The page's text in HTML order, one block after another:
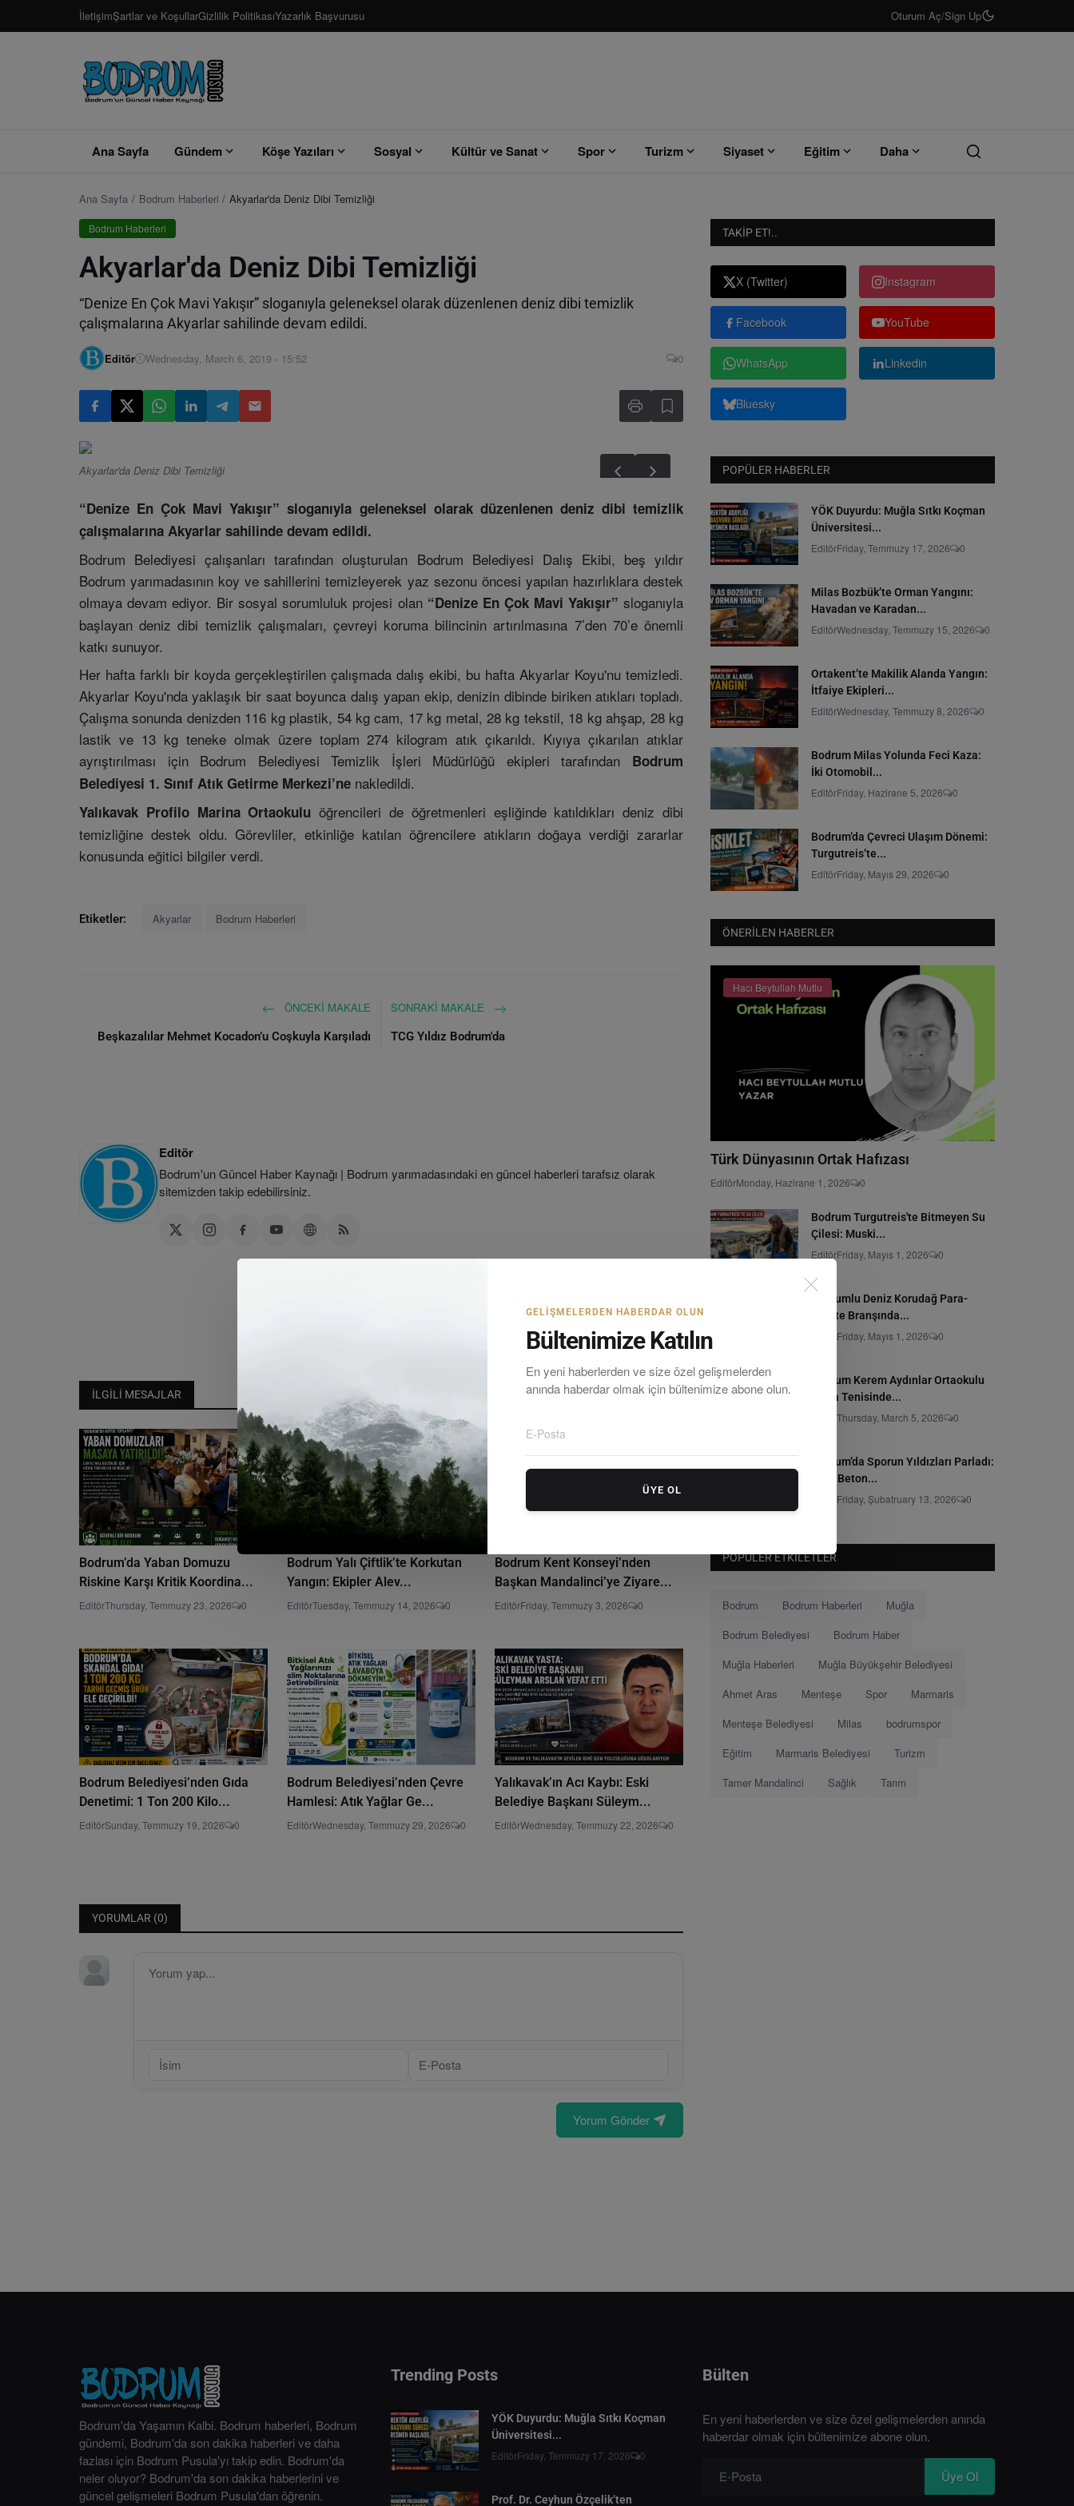
İletişimŞartlar ve KoşullarGizlilik PolitikasıYazarlık Başvurusu Oturum Aç/Sign Up
Ana Sayfa Gündem Köşe Yazıları Sosyal Kültür ve Sanat Spor Turizm Siyaset Eğitim Daha
Ana Sayfa Bodrum Haberleri Akyarlar'da Deniz Dibi Temizliği
Bodrum Haberleri
Akyarlar'da Deniz Dibi Temizliği
“Denize En Çok Mavi Yakışır” sloganıyla geleneksel olarak düzenlenen deniz dibi temizlik
çalışmalarına Akyarlar sahilinde devam edildi.
Editör Wednesday, March 6, 2019 - 15:52 0
Akyarlar'da Deniz Dibi Temizliği
“Denize En Çok Mavi Yakışır” sloganıyla geleneksel olarak düzenlenen deniz dibi temizlik
çalışmalarına Akyarlar sahilinde devam edildi.
Bodrum Belediyesi çalışanları tarafından oluşturulan Bodrum Belediyesi Dalış Ekibi, beş yıldır
Bodrum yarımadasının koy ve sahillerini temizleyerek yaz sezonu öncesi yapılan hazırlıklara destek
olmaya devam ediyor. Bir sosyal sorumluluk projesi olan “Denize En Çok Mavi Yakışır”sloganıyla
başlayan deniz dibi temizlik çalışmaları, çevreyi koruma bilincinin artırılmasına 7’den 70’e önemli
katkı sunuyor.
Her hafta farklı bir koyda gerçekleştirilen çalışmada dalış ekibi, bu hafta Akyarlar Koyu'nu temizledi.
Akyarlar Koyu'nda yaklaşık bir saat boyunca dalış yapan ekip, denizin dibinde biriken atıkları topladı.
Çalışma sonunda denizden 116 kg plastik, 54 kg cam, 17 kg metal, 28 kg tekstil, 18 kg ahşap, 28 kg
lastik ve 13 kg teneke olmak üzere toplam 274 kilogram atık çıkarıldı. Kıyıya çıkarılan atıklar
ayrıştırılması için Bodrum Belediyesi Temizlik İşleri Müdürlüğü ekipleri tarafından Bodrum
Belediyesi 1. Sınıf Atık Getirme Merkezi’ne nakledildi.
Yalıkavak Profilo Marina Ortaokulu öğrencileri de öğretmenleri eşliğinde katıldıkları deniz dibi
temizliğine destek oldu. Görevliler, etkinliğe katılan öğrencilere atıkların doğaya verdiği zararlar
konusunda eğitici bilgiler verdi.
Etiketler: Akyarlar Bodrum Haberleri
ÖNCEKI MAKALE
Beşkazalılar Mehmet Kocadon’u Coşkuyla Karşıladı
SONRAKI MAKALE
TCG Yıldız Bodrum'da
Editör
Bodrum'un Güncel Haber Kaynağı | Bodrum yarımadasındaki en güncel haberleri tarafsız olarak
sitemizden takip edebilirsiniz.
İLGILI MESAJLAR
Bodrum’da Yaban Domuzu
Riskine Karşı Kritik Koordina...
EditörThursday, Temmuzy 23, 2026 0
Bodrum Yalı Çiftlik’te Korkutan
Yangın: Ekipler Alev...
EditörTuesday, Temmuzy 14, 2026 0
Bodrum Kent Konseyi’nden
Başkan Mandalinci’ye Ziyare...
EditörFriday, Temmuzy 3, 2026 0
Bodrum Belediyesi’nden Gıda
Denetimi: 1 Ton 200 Kilo...
EditörSunday, Temmuzy 19, 2026 0
Bodrum Belediyesi’nden Çevre
Hamlesi: Atık Yağlar Ge...
EditörWednesday, Temmuzy 29, 2026 0
Yalıkavak’ın Acı Kaybı: Eski
Belediye Başkanı Süleym...
EditörWednesday, Temmuzy 22, 2026 0
YORUMLAR (0)
Yorum Gönder
TAKIP ET!..
X (Twitter) Instagram
Facebook YouTube
WhatsApp Linkedin
Bluesky
POPÜLER HABERLER
YÖK Duyurdu: Muğla Sıtkı Koçman
Üniversitesi...
EditörFriday, Temmuzy 17, 2026 0
Milas Bozbük’te Orman Yangını:
Havadan ve Karadan...
EditörWednesday, Temmuzy 15, 2026 0
Ortakent’te Makilik Alanda Yangın:
İtfaiye Ekipleri...
EditörWednesday, Temmuzy 8, 2026 0
Bodrum Milas Yolunda Feci Kaza:
İki Otomobil...
EditörFriday, Hazirane 5, 2026 0
Bodrum’da Çevreci Ulaşım Dönemi:
Turgutreis’te...
EditörFriday, Mayıs 29, 2026 0
ÖNERILEN HABERLER
Hacı Beytullah Mutlu
Türk Dünyasının Ortak Hafızası
EditörMonday, Hazirane 1, 2026 0
Bodrum Turgutreis'te Bitmeyen Su
Çilesi: Muski...
EditörFriday, Mayıs 1, 2026 0
Bodrumlu Deniz Korudağ Para-
Karate Branşında...
Friday, Mayıs 1, 2026 0
Bodrum Kerem Aydınlar Ortaokulu
Masa Tenisinde...
Thursday, March 5, 2026 0
Bodrum’da Sporun Yıldızları Parladı:
Grey Beton...
Friday, Şubatruary 13, 2026 0
POPÜLER ETKILETLER
Bodrum Bodrum Haberleri
Muğla
Bodrum Belediyesi
Bodrum Haber
Muğla Haberleri
Muğla Büyükşehir Belediyesi
Ahmet Aras
Menteşe Spor
Marmaris
Menteşe Belediyesi
Milas
bodrumspor
Eğitim
Marmaris Belediyesi
Turizm
Tamer Mandalinci
Sağlık Tarım
GELIŞMELERDEN HABERDAR OLUN
Bültenimize Katılın
En yeni haberlerden ve size özel gelişmelerden
anında haberdar olmak için bültenimize abone olun.
ÜYE OL
Bodrum'da Yaşamın Kalbi. Bodrum haberleri, Bodrum
gündemi, Bodrum'da son dakika haberleri ve daha
fazlası için Bodrum Pusula'yı takip edin. Bodrum'da
neler oluyor? Bodrum'da son dakika haberlerini ve
güncel gelişmeleri Bodrum Pusula'dan öğrenin.
Trending Posts
YÖK Duyurdu: Muğla Sıtkı Koçman
Üniversitesi...
EditörFriday, Temmuzy 17, 2026 0
Prof. Dr. Ceyhun Özçelik’ten
Bülten
En yeni haberlerden ve size özel gelişmelerden anında
haberdar olmak için bültenimize abone olun.
Üye Ol